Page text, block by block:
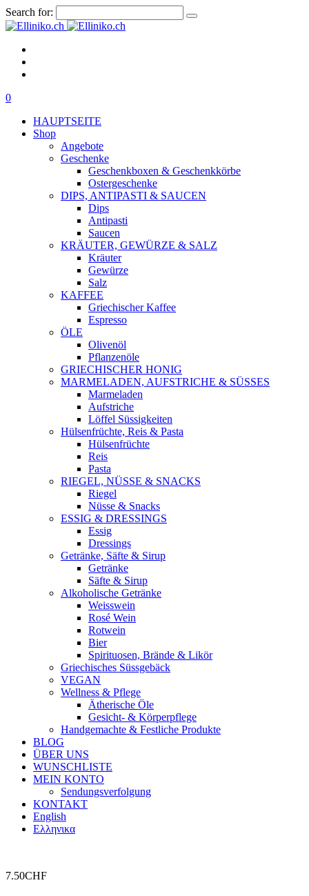
Search for:
0
HAUPTSEITE
Shop
Angebote
Geschenke
Geschenkboxen & Geschenkkörbe
Ostergeschenke
DIPS, ANTIPASTI & SAUCEN
Dips
Antipasti
Saucen
KRÄUTER, GEWÜRZE & SALZ
Kräuter
Gewürze
Salz
KAFFEE
Griechischer Kaffee
Espresso
ÖLE
Olivenöl
Pflanzenöle
GRIECHISCHER HONIG
MARMELADEN, AUFSTRICHE & SÜSSES
Marmeladen
Aufstriche
Löffel Süssigkeiten
Hülsenfrüchte, Reis & Pasta
Hülsenfrüchte
Reis
Pasta
RIEGEL, NÜSSE & SNACKS
Riegel
Nüsse & Snacks
ESSIG & DRESSINGS
Essig
Dressings
Getränke, Säfte & Sirup
Getränke
Säfte & Sirup
Alkoholische Getränke
Weisswein
Rosé Wein
Rotwein
Bier
Spirituosen, Brände & Likör
Griechisches Süssgebäck
VEGAN
Wellness & Pflege
Ätherische Öle
Gesicht- & Körperpflege
Handgemachte & Festliche Produkte
BLOG
ÜBER UNS
WUNSCHLISTE
MEIN KONTO
Sendungsverfolgung
KONTAKT
English
Ελληνικα
7.50CHF